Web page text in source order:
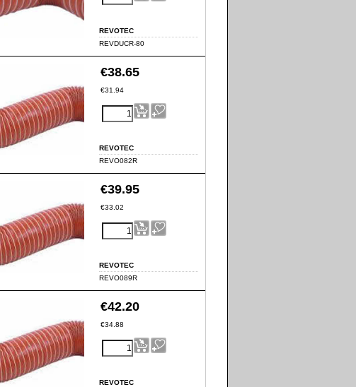
REVOTEC
REVDUCR-80
€38.65
€31.94
REVOTEC
REVO082R
€39.95
€33.02
REVOTEC
REVO089R
€42.20
€34.88
REVOTEC